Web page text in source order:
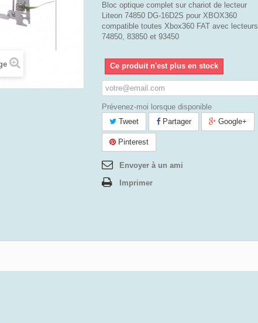
Bloc optique complet sur chariot de lecteur
Liteon 74850 DG-16D2S pour XBOX360
compatible toutes Xbox360 FAT avec lecteurs
74850, 83850 et 93450
Ce produit n'est plus en stock
Prévenez-moi lorsque disponible
Tweet
Partager Google+
Pinterest
Envoyer à un ami
Imprimer